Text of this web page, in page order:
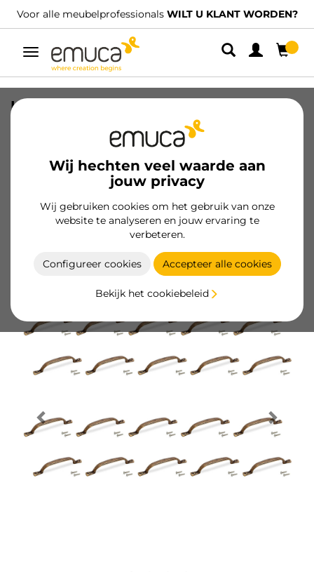
Voor alle meubelprofessionals WILT U KLANT WORDEN?
Umschaltbare
Navigation
Wij hechten veel waarde aan
jouw privacy
Wij gebruiken cookies om het gebruik van onze
website te analyseren en jouw ervaring te
verbeteren.
Configureer cookies Accepteer alle cookies
Bekijk het cookiebeleid
Lot van 20 Meubelgrepen Nairobi,
L139mm, 96mm Interaxis, Zamak,
9160208 / EAN 8432393002279
Klant worden